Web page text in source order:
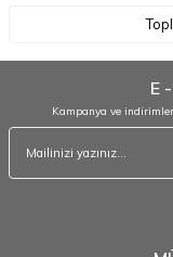
E
Kampanya ve